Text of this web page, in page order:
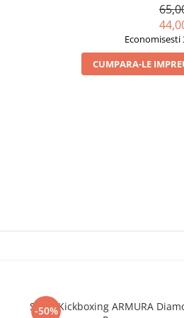
Economisesti
CUMPARA-LE
-50%
Short Kickboxing ARMURA